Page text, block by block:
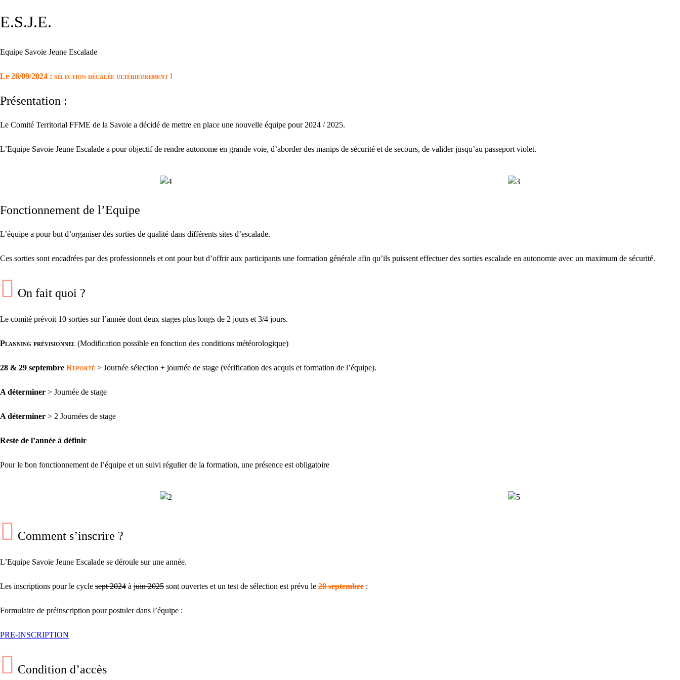
E.S.J.E.
Equipe Savoie Jeune Escalade
Le 26/09/2024 : sélection décalée ultérieurement !
Présentation :
Le Comité Territorial FFME de la Savoie a décidé de mettre en place une nouvelle équipe pour 2024 / 2025.
L’Equipe Savoie Jeune Escalade a pour objectif de rendre autonome en grande voie, d’aborder des manips de sécurité et de secours, de valider jusqu’au passeport violet.
Fonctionnement de l’Equipe
L’équipe a pour but d’organiser des sorties de qualité dans différents sites d’escalade.
Ces sorties sont encadrées par des professionnels et ont pour but d’offrir aux participants une formation générale afin qu’ils puissent effectuer des sorties escalade en autonomie avec un maximum de sécurité.
On fait quoi ?
Le comité prévoit 10 sorties sur l’année dont deux stages plus longs de 2 jours et 3/4 jours.
Planning prévisionnel (Modification possible en fonction des conditions météorologique)
28 & 29 septembre Reporté > Journée sélection + journée de stage (vérification des acquis et formation de l’équipe).
A déterminer > Journée de stage
A déterminer > 2 Journées de stage
Reste de l’année à définir
Pour le bon fonctionnement de l’équipe et un suivi régulier de la formation, une présence est obligatoire
Comment s’inscrire ?
L’Equipe Savoie Jeune Escalade se déroule sur une année.
Les inscriptions pour le cycle sept 2024 à juin 2025 sont ouvertes et un test de sélection est prévu le 28 septembre :
Formulaire de préinscription pour postuler dans l’équipe :
PRE-INSCRIPTION
Condition d’accès